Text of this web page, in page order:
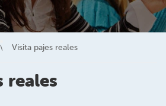
Visita pajes reales
reales